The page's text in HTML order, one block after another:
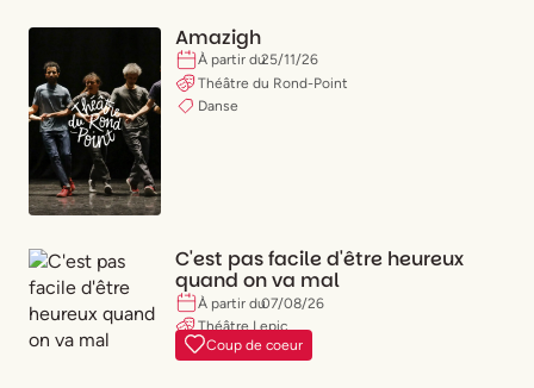
Amazigh
À partir du25/11/26
Théâtre du Rond-Point
Danse
C'est pas facile d'être heureux
quand on va mal
À partir du07/08/26
Théâtre Lepic
Comédie
Coup de coeur